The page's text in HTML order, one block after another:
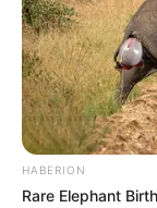
HABERION
Rare Elephant